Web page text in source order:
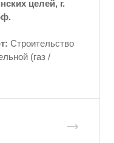
целей, г.
Строительство
(газ /